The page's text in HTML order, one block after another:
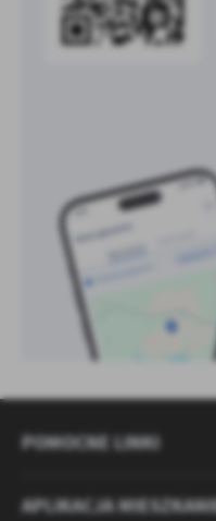
POMOCNE LINKI
APLIKACJA